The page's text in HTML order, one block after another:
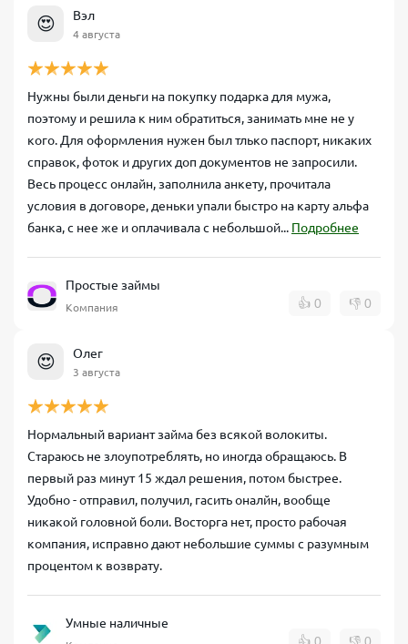
😍 Вэл
4 августа
Нужны были деньги на покупку подарка для мужа,
поэтому и решила к ним обратиться, занимать мне не у
кого. Для оформления нужен был тлько паспорт, никаких
справок, фоток и других доп документов не запросили.
Весь процесс онлайн, заполнила анкету, прочитала
условия в договоре, деньки упали быстро на карту альфа
банка, с нее же и оплачивала с небольшой... Подробнее
Простые займы
Компания 👍 0 👎 0
😍 Олег
3 августа
Нормальный вариант займа без всякой волокиты.
Стараюсь не злоупотреблять, но иногда обращаюсь. В
первый раз минут 15 ждал решения, потом быстрее.
Удобно - отправил, получил, гасить оналйн, вообще
никакой головной боли. Восторга нет, просто рабочая
компания, исправно дают небольшие суммы с разумным
процентом к возврату.
Умные наличные